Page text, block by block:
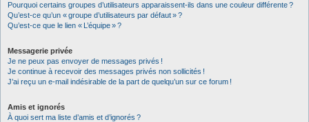
Pourquoi certains groupes d’utilisateurs apparaissent-ils dans une couleur différente ?
Qu’est-ce qu’un « groupe d’utilisateurs par défaut » ?
Qu’est-ce que le lien « L’équipe » ?
Messagerie privée
Je ne peux pas envoyer de messages privés !
Je continue à recevoir des messages privés non sollicités !
J’ai reçu un e-mail indésirable de la part de quelqu’un sur ce forum !
Amis et ignorés
À quoi sert ma liste d’amis et d’ignorés ?